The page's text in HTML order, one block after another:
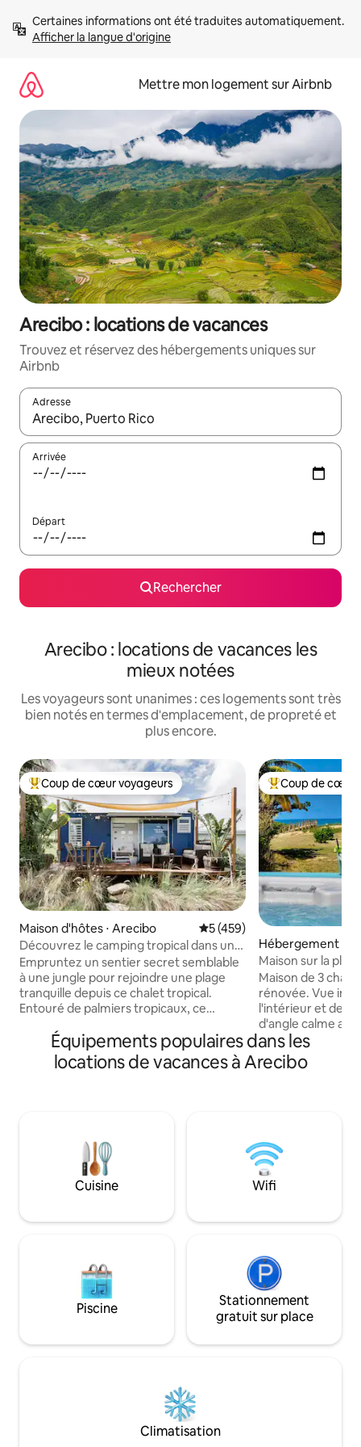
directement
Afficher la langue d'origine
Mettre mon logement sur Airbnb
Arecibo : locations de vacances
Trouvez et réservez des hébergements uniques sur
Airbnb
Adresse
Lorsque les résultats s'affichent, utilisez les flèches vers le
Arrivée
Départ
Rechercher
Arecibo : locations de vacances les
mieux notées
Les voyageurs sont unanimes : ces logements sont très
bien notés en termes d'emplacement, de propreté et
plus encore.
Coups de cœur voyageurs les plus appréciés
Coup de cœur voyageurs
Maison d'hôtes ⋅ Arecibo Évaluation moyenne sur la
5 (459)
Découvrez le camping tropical dans une
cabane proche de l'océan
Empruntez un sentier secret semblable
à une jungle pour rejoindre une plage
tranquille depuis ce chalet tropical.
Entouré de palmiers tropicaux, ce
tout en bénéficiant d'un confort
moderne. Asseyez-vous dehors la nuit
pour admirer la vue sur le ciel nocturne.
les commodités intérieures et du
confort avec une sensation incroyable
d'expérience de camping. Il est situé
entre les cocotiers et les bananiers (bien
le souhaitez). Vous ferez l'expérience de
d'une brise de l'océan l'après-midi et
pendant toute la nuit et écouterez le
son adorable de notre « coqui » indigène
pendant que vous regardez la vue
Pas besoin de conduire jusqu'à la plage,
plage tranquille avec un rivage
incroyable et l'un des meilleurs endroits
pour surfer (Hollow's Point). Le
logement comprend un lit, un canapé-lit,
Coups de cœur
Coup de cœur
Hébergement ⋅
Maison sur la
jacuzzi sur une
Maison de 3
rénovée. Vue
l'intérieur et de
d'angle calme
plage tranquille
d'Arecibo et
appareils
centre pour tout
historique
du centre
de Cueva Indio,
l'étage, le bas est
Équipements populaires dans les
locations de vacances à Arecibo
Cuisine Wifi
Piscine
Stationnement
gratuit sur place
Climatisation